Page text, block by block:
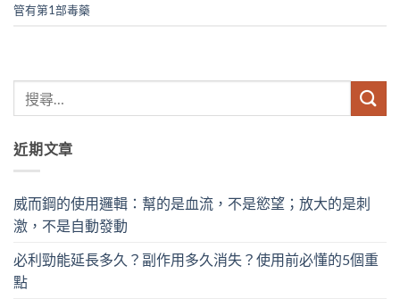
管有第1部毒藥
近期文章
威而鋼的使用邏輯：幫的是血流，不是慾望；放大的是刺
激，不是自動發動
必利勁能延長多久？副作用多久消失？使用前必懂的5個重
點